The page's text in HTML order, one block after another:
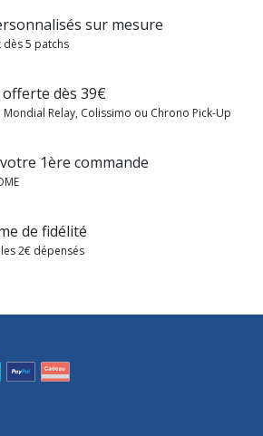
sur mesure
dès 5 patchs
dès 39€
Mondial Relay, Colissimo ou Chrono Pick-Up
1ère commande
de fidélité
2€ dépensés